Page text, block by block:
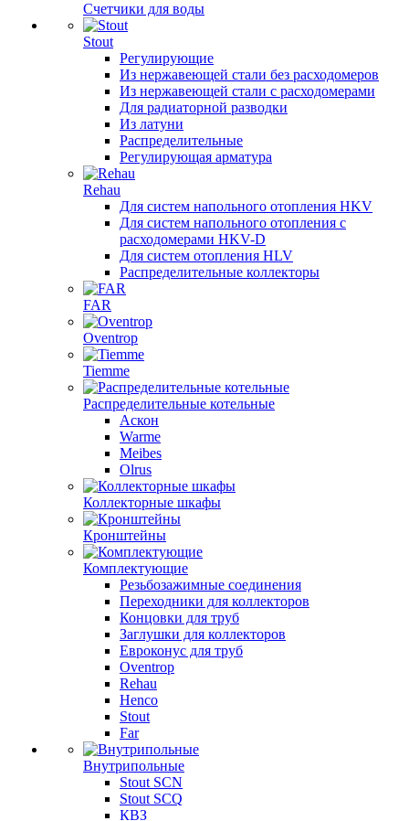
Счетчики для воды
Stout
Регулирующие
Из нержавеющей стали без расходомеров
Из нержавеющей стали с расходомерами
Для радиаторной разводки
Из латуни
Распределительные
Регулирующая арматура
Rehau
Для систем напольного отопления HKV
Для систем напольного отопления с
расходомерами HKV-D
Для систем отопления HLV
Распределительные коллекторы
FAR
Oventrop
Tiemme
Распределительные котельные
Аскон
Warme
Meibes
Olrus
Коллекторные шкафы
Кронштейны
Комплектующие
Резьбозажимные соединения
Переходники для коллекторов
Концовки для труб
Заглушки для коллекторов
Евроконус для труб
Oventrop
Rehau
Henco
Stout
Far
Внутрипольные
Stout SCN
Stout SCQ
КВЗ